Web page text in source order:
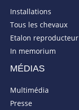
Installations
Tous les chevaux
Etalon reproducteur
In memorium
MÉDIAS
Multimédia
Presse